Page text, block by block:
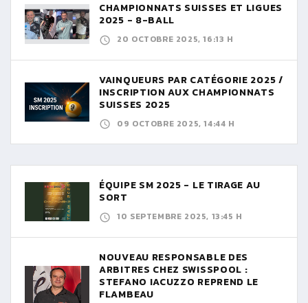
CHAMPIONNATS SUISSES ET LIGUES
2025 - 8-BALL
20 OCTOBRE 2025, 16:13 H
VAINQUEURS PAR CATÉGORIE 2025 /
INSCRIPTION AUX CHAMPIONNATS
SUISSES 2025
09 OCTOBRE 2025, 14:44 H
ÉQUIPE SM 2025 - LE TIRAGE AU
SORT
10 SEPTEMBRE 2025, 13:45 H
NOUVEAU RESPONSABLE DES
ARBITRES CHEZ SWISSPOOL :
STEFANO IACUZZO REPREND LE
FLAMBEAU